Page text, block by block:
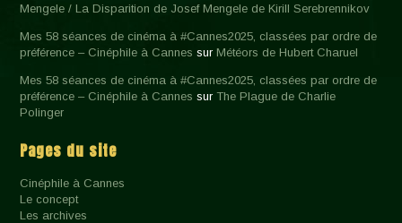
Mengele / La Disparition de Josef Mengele de Kirill Serebrennikov
Mes 58 séances de cinéma à #Cannes2025, classées par ordre de
préférence – Cinéphile à Cannes surMétéors de Hubert Charuel
Mes 58 séances de cinéma à #Cannes2025, classées par ordre de
préférence – Cinéphile à Cannes surThe Plague de Charlie
Polinger
Pages du site
Cinéphile à Cannes
Le concept
Les archives